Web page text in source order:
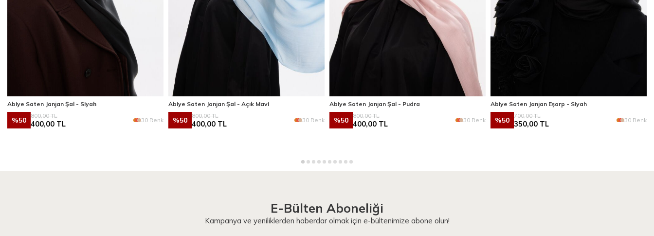
Abiye Saten Janjan Şal - Siyah
%50
800,00TL
400,00 TL 30 Renk
Abiye Saten Janjan Şal - Açık Mavi
%50
800,00TL
400,00 TL 30 Renk
Abiye Saten Janjan Şal - Pudra
%50
800,00TL
400,00 TL 30 Renk
Abiye Saten Janjan Eşarp - Siyah
%50
700,00TL
350,00 TL 30 Renk
E-Bülten Aboneliği
Kampanya ve yeniliklerden haberdar olmak için e-bültenimize abone olun!